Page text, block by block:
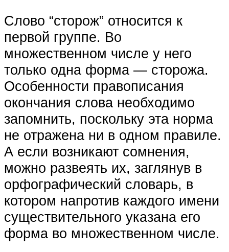
Слово “сторож” относится к
первой группе. Во
множественном числе у него
только одна форма — сторожа.
Особенности правописания
окончания слова необходимо
запомнить, поскольку эта норма
не отражена ни в одном правиле.
А если возникают сомнения,
можно развеять их, заглянув в
орфографический словарь, в
котором напротив каждого имени
существительного указана его
форма во множественном числе.